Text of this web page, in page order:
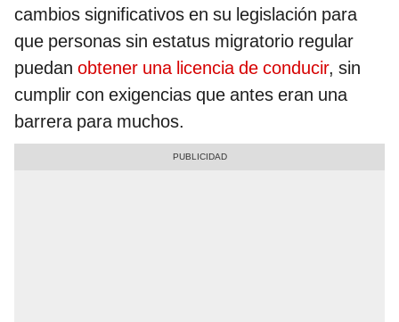
cambios significativos en su legislación para
que personas sin estatus migratorio regular
puedan obtener una licencia de conducir, sin
cumplir con exigencias que antes eran una
barrera para muchos.